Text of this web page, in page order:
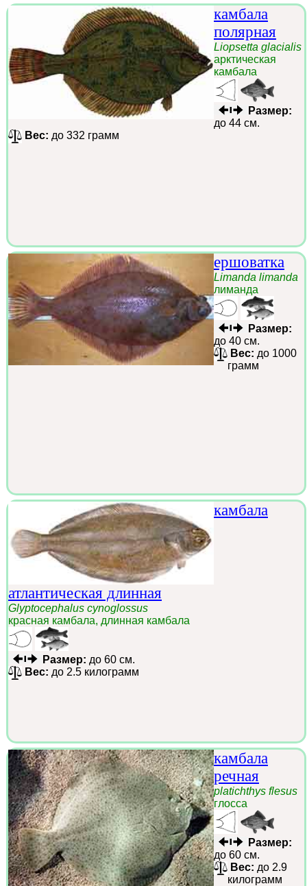
камбала
полярная
Liopsetta glacialis
арктическая
камбала
Размер:
до 44 см.
Вес: до 332 грамм
ершоватка
Limanda limanda
лиманда
Размер:
до 40 см.
Вес: до 1000
грамм
камбала
атлантическая длинная
Glyptocephalus cynoglossus
красная камбала, длинная камбала
Размер: до 60 см.
Вес: до 2.5 килограмм
камбала
речная
platichthys flesus
глосса
Размер:
до 60 см.
Вес: до 2.9
килограмм